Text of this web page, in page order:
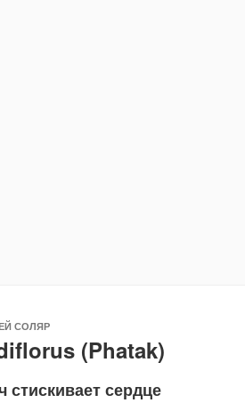
СОЛЯР
(Phatak)
сердце